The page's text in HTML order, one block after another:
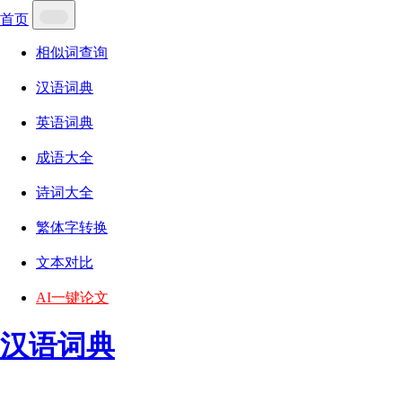
首页
相似词查询
汉语词典
英语词典
成语大全
诗词大全
繁体字转换
文本对比
AI一键论文
汉语词典